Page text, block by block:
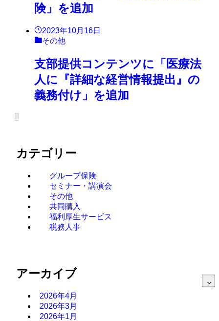
険」を追加
2023年10月16日
その他
支部提供コンテンツに「医療法
人に『詳細な経営情報提出』の
義務付け」を追加
1
カテゴリー
グループ保険
セミナー・講演会
その他
共同購入
福利厚生サービス
税務人事
アーカイブ
2026年4月
2026年3月
2026年1月